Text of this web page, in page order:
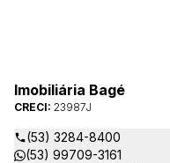
Imobiliária Bagé
CRECI: 23987J
(53) 3284-8400
(53) 99709-3161